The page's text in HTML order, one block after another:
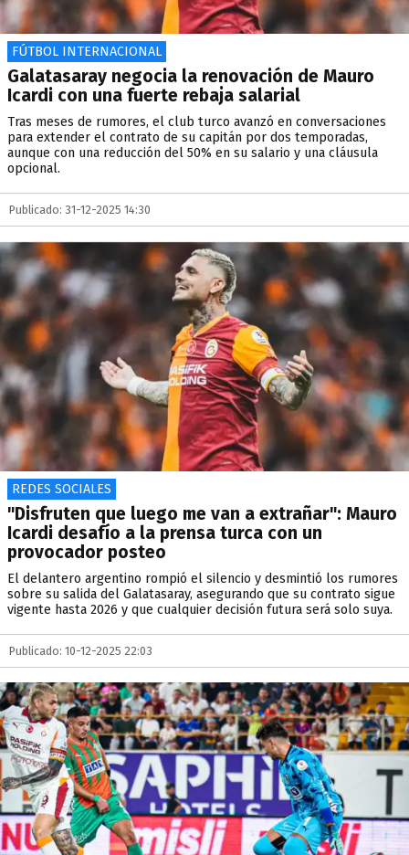
FÚTBOL INTERNACIONAL
Galatasaray negocia la renovación de Mauro
Icardi con una fuerte rebaja salarial
Tras meses de rumores, el club turco avanzó en conversaciones
para extender el contrato de su capitán por dos temporadas,
aunque con una reducción del 50% en su salario y una cláusula
opcional.
Publicado: 31-12-2025 14:30
REDES SOCIALES
"Disfruten que luego me van a extrañar": Mauro
Icardi desafío a la prensa turca con un
provocador posteo
El delantero argentino rompió el silencio y desmintió los rumores
sobre su salida del Galatasaray, asegurando que su contrato sigue
vigente hasta 2026 y que cualquier decisión futura será solo suya.
Publicado: 10-12-2025 22:03